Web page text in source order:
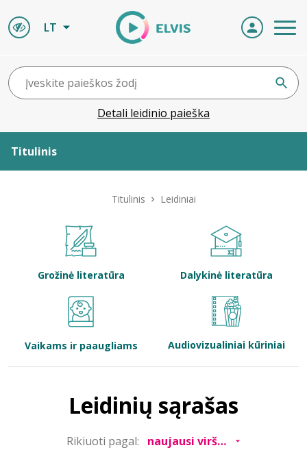
LT
Detali leidinio paieška
Titulinis
Bibliotekoms
Titulinis Leidiniai
Grožinė literatūra Dalykinė literatūra
Vaikams ir paaugliams Audiovizualiniai kūriniai
Leidinių sąrašas
Rikiuoti pagal: